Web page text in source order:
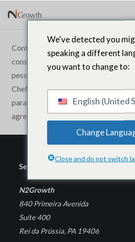
Contratamos a N2Growth para
consultores a entender melhor a
pessoas entendem os meandros da
Chefes Executivos. A N2Growth
para ser capaz de pensar além da
agrega valor imediatamente.
Sede Corporativa
N2Growth
840 Primeira Avenida
Suíte 400
Rei da Prússia, PA 19406
We've detected you
speaking a different
you want to change to:
English (United
Change
Close and do not switch